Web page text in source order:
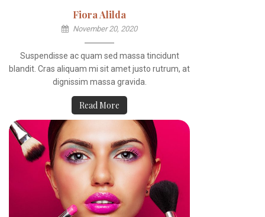
Fiora Alilda
November 20, 2020
Suspendisse ac quam sed massa tincidunt
blandit. Cras aliquam mi sit amet justo rutrum, at
dignissim massa gravida.
Read More